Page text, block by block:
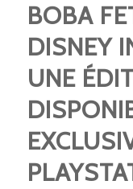
BOBA
DISNEY
UNE